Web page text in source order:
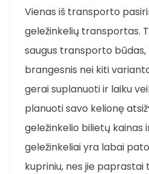
Vienas iš transporto
geležinkelių transportas.
saugus transporto būdas,
brangesnis nei kiti
gerai suplanuoti ir laiku
planuoti savo kelionę
geležinkelio bilietų kainas
geležinkeliai yra labai
kupriniu, nes jie paprastai